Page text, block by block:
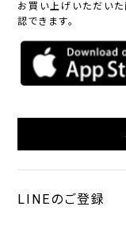
お買い上げいただい
認できます。
LINEのご登録